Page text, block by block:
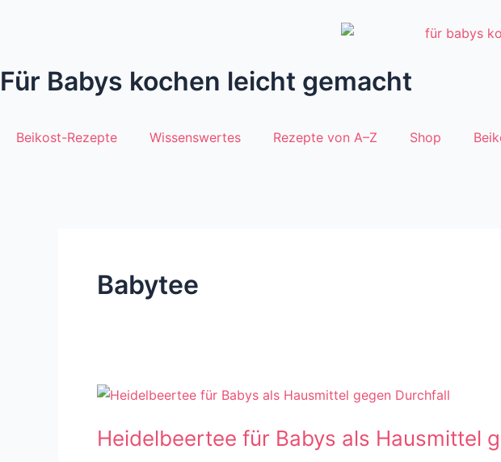
Für Babys kochen leicht gemacht
Beikost-Rezepte Wissenswertes Rezepte von A–Z Shop
Babytee
Heidelbeertee für Babys als Hausmittel
Heidelbeertee
Babys